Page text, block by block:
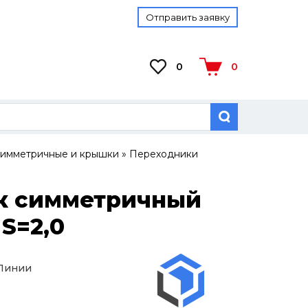
Отправить заявку
0 0
и крышки » Переходники
симметричный